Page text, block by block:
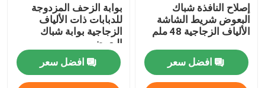
إصلاح النافذة شباك
البعوض شريط الشاشة
الألياف الزجاجية 48 ملم
افضل سعر
بوابة الزحف المزدوجة
للدبابات ذات الألياف
الزجاجية بوابة شباك
البعوض
افضل سعر